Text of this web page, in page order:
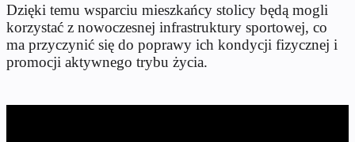
Dzięki temu wsparciu mieszkańcy stolicy będą mogli
korzystać z nowoczesnej infrastruktury sportowej, co
ma przyczynić się do poprawy ich kondycji fizycznej i
promocji aktywnego trybu życia.